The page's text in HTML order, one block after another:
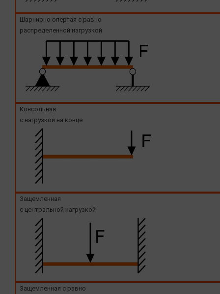
Шарнирно опертая с равно
распределенной нагрузкой
Консольная
с нагрузкой на конце
Защемленная
с центральной нагрузкой
Защемленная с равно